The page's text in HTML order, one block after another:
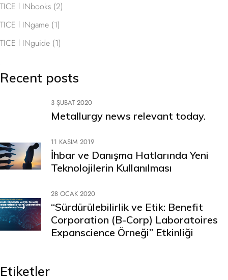
TICE l INbooks (2)
TICE l INgame (1)
TICE l INguide (1)
Recent posts
3 ŞUBAT 2020
Metallurgy news relevant today.
11 KASIM 2019
İhbar ve Danışma Hatlarında Yeni
Teknolojilerin Kullanılması
28 OCAK 2020
“Sürdürülebilirlik ve Etik: Benefit
Corporation (B-Corp) Laboratoires
Expanscience Örneği” Etkinliği
Etiketler